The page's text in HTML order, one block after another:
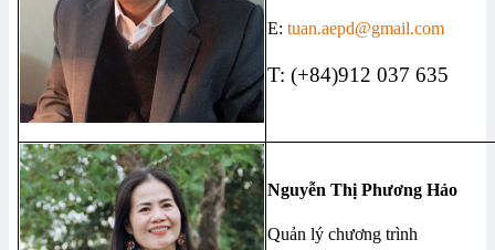
E: tuan.aepd@gmail.com
T: (+84)912 037 635
Nguyễn Thị Phương Hảo
Quản lý chương trình